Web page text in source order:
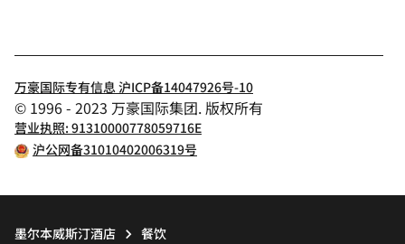
万豪国际专有信息 沪ICP备14047926号-10
© 1996 - 2023 万豪国际集团. 版权所有
营业执照: 91310000778059716E
沪公网备31010402006319号
墨尔本威斯汀酒店 餐饮